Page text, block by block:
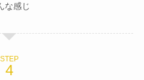
な感じ
STEP